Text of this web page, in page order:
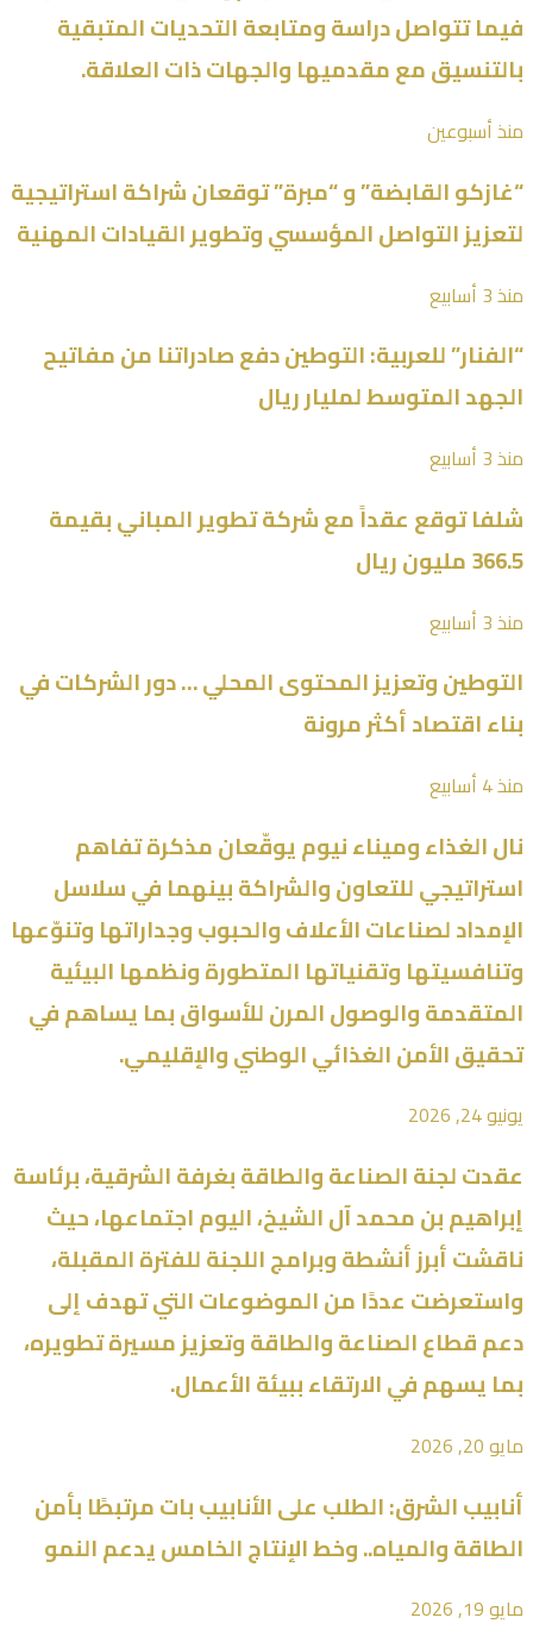
فيما تتواصل دراسة ومتابعة التحديات المتبقية
بالتنسيق مع مقدميها والجهات ذات العلاقة.
منذ أسبوعين
“غازكو القابضة” و “مبرة” توقعان شراكة استراتيجية
لتعزيز التواصل المؤسسي وتطوير القيادات المهنية
منذ 3 أسابيع
“الفنار” للعربية: التوطين دفع صادراتنا من مفاتيح
الجهد المتوسط لمليار ريال
منذ 3 أسابيع
شلفا توقع عقداً مع شركة تطوير المباني بقيمة
366.5 مليون ريال
منذ 3 أسابيع
التوطين وتعزيز المحتوى المحلي … دور الشركات في
بناء اقتصاد أكثر مرونة
منذ 4 أسابيع
نال الغذاء وميناء نيوم يوقّعان مذكرة تفاهم
استراتيجي للتعاون والشراكة بينهما في سلاسل
الإمداد لصناعات الأعلاف والحبوب وجداراتها وتنوّعها
وتنافسيتها وتقنياتها المتطورة ونظمها البيئية
المتقدمة والوصول المرن للأسواق بما يساهم في
تحقيق الأمن الغذائي الوطني والإقليمي.
يونيو 24, 2026
عقدت لجنة الصناعة والطاقة بغرفة الشرقية، برئاسة
إبراهيم بن محمد آل الشيخ، اليوم اجتماعها، حيث
ناقشت أبرز أنشطة وبرامج اللجنة للفترة المقبلة،
واستعرضت عددًا من الموضوعات التي تهدف إلى
دعم قطاع الصناعة والطاقة وتعزيز مسيرة تطويره،
بما يسهم في الارتقاء ببيئة الأعمال.
مايو 20, 2026
أنابيب الشرق: الطلب على الأنابيب بات مرتبطًا بأمن
الطاقة والمياه.. وخط الإنتاج الخامس يدعم النمو
مايو 19, 2026